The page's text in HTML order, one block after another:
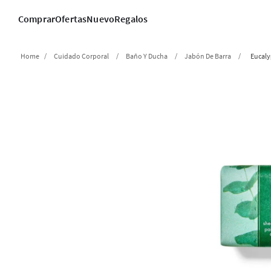
ComprarOfertasNuevoRegalos
Cuidado Corporal Baño Y Ducha Jabón De Barra